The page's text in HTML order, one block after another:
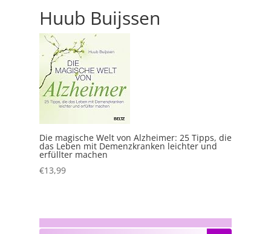
Huub Buijssen
Die magische Welt von Alzheimer: 25 Tipps, die
das Leben mit Demenzkranken leichter und
erfüllter machen
€13,99